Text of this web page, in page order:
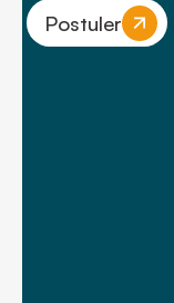
Postuler